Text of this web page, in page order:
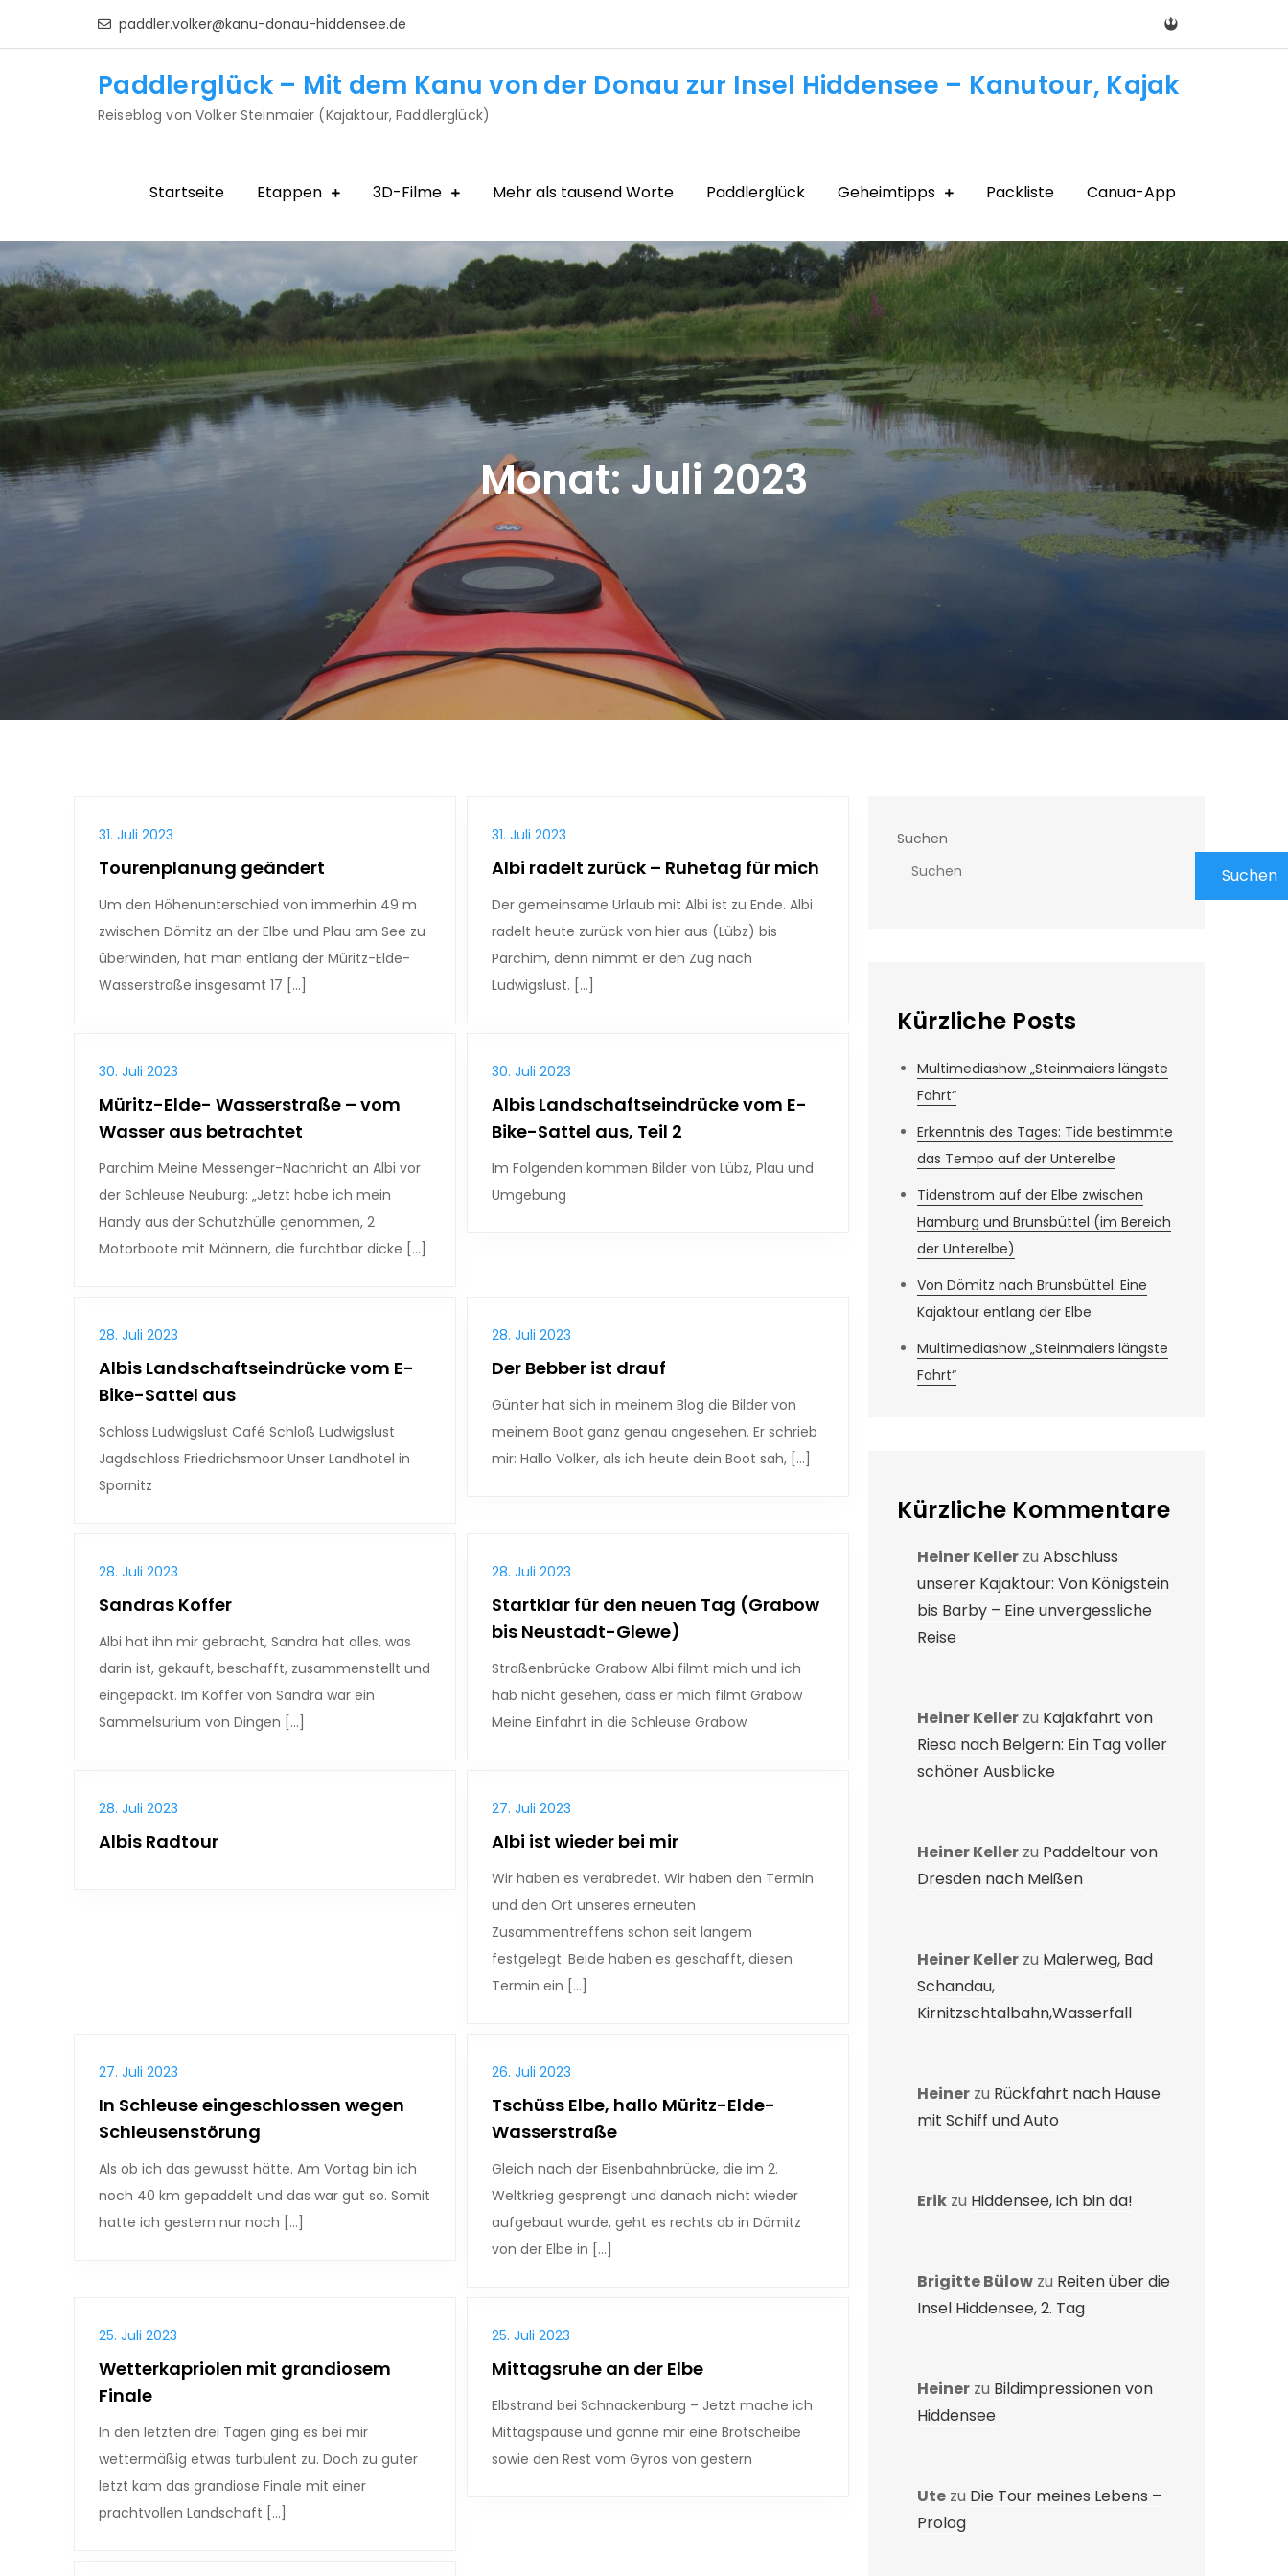
paddler.volker@kanu-donau-hiddensee.de
Paddlerglück – Mit dem Kanu von der Donau zur Insel Hiddensee – Kanutour, Kajak
Reiseblog von Volker Steinmaier (Kajaktour, Paddlerglück)
Startseite Etappen 3D-Filme Mehr als tausend Worte Paddlerglück Geheimtipps Packliste Canua-App
Monat:Juli 2023
31. Juli 2023
Tourenplanung geändert
Um den Höhenunterschied von immerhin 49 m
zwischen Dömitz an der Elbe und Plau am See zu
überwinden, hat man entlang der Müritz-Elde-
Wasserstraße insgesamt 17 […]
31. Juli 2023
Albi radelt zurück – Ruhetag für mich
Der gemeinsame Urlaub mit Albi ist zu Ende. Albi
radelt heute zurück von hier aus (Lübz) bis
Parchim, denn nimmt er den Zug nach
Ludwigslust. […]
30. Juli 2023
Müritz-Elde- Wasserstraße – vom
Wasser aus betrachtet
Parchim Meine Messenger-Nachricht an Albi vor
der Schleuse Neuburg: „Jetzt habe ich mein
Handy aus der Schutzhülle genommen, 2
Motorboote mit Männern, die furchtbar dicke […]
30. Juli 2023
Albis Landschaftseindrücke vom E-
Bike-Sattel aus, Teil 2
Im Folgenden kommen Bilder von Lübz, Plau und
Umgebung
28. Juli 2023
Albis Landschaftseindrücke vom E-
Bike-Sattel aus
Schloss Ludwigslust Café Schloß Ludwigslust
Jagdschloss Friedrichsmoor Unser Landhotel in
Spornitz
28. Juli 2023
Der Bebber ist drauf
Günter hat sich in meinem Blog die Bilder von
meinem Boot ganz genau angesehen. Er schrieb
mir: Hallo Volker, als ich heute dein Boot sah, […]
28. Juli 2023
Sandras Koffer
Albi hat ihn mir gebracht, Sandra hat alles, was
darin ist, gekauft, beschafft, zusammenstellt und
eingepackt. Im Koffer von Sandra war ein
Sammelsurium von Dingen […]
28. Juli 2023
Startklar für den neuen Tag (Grabow
bis Neustadt-Glewe)
Straßenbrücke Grabow Albi filmt mich und ich
hab nicht gesehen, dass er mich filmt Grabow
Meine Einfahrt in die Schleuse Grabow
28. Juli 2023
Albis Radtour
27. Juli 2023
Albi ist wieder bei mir
Wir haben es verabredet. Wir haben den Termin
und den Ort unseres erneuten
Zusammentreffens schon seit langem
festgelegt. Beide haben es geschafft, diesen
Termin ein […]
27. Juli 2023
In Schleuse eingeschlossen wegen
Schleusenstörung
Als ob ich das gewusst hätte. Am Vortag bin ich
noch 40 km gepaddelt und das war gut so. Somit
hatte ich gestern nur noch […]
26. Juli 2023
Tschüss Elbe, hallo Müritz-Elde-
Wasserstraße
Gleich nach der Eisenbahnbrücke, die im 2.
Weltkrieg gesprengt und danach nicht wieder
aufgebaut wurde, geht es rechts ab in Dömitz
von der Elbe in […]
25. Juli 2023
Wetterkapriolen mit grandiosem
Finale
In den letzten drei Tagen ging es bei mir
wettermäßig etwas turbulent zu. Doch zu guter
letzt kam das grandiose Finale mit einer
prachtvollen Landschaft […]
25. Juli 2023
Mittagsruhe an der Elbe
Elbstrand bei Schnackenburg – Jetzt mache ich
Mittagspause und gönne mir eine Brotscheibe
sowie den Rest vom Gyros von gestern
Suchen
Suchen
Kürzliche Posts
Multimediashow „Steinmaiers längste
Fahrt“
Erkenntnis des Tages: Tide bestimmte
das Tempo auf der Unterelbe
Tidenstrom auf der Elbe zwischen
Hamburg und Brunsbüttel (im Bereich
der Unterelbe)
Von Dömitz nach Brunsbüttel: Eine
Kajaktour entlang der Elbe
Multimediashow „Steinmaiers längste
Fahrt“
Kürzliche Kommentare
Heiner Keller zu Abschluss
unserer Kajaktour: Von Königstein
bis Barby – Eine unvergessliche
Reise
Heiner Keller zu Kajakfahrt von
Riesa nach Belgern: Ein Tag voller
schöner Ausblicke
Heiner Keller zu Paddeltour von
Dresden nach Meißen
Heiner Keller zu Malerweg, Bad
Schandau,
Kirnitzschtalbahn,Wasserfall
Heiner zu Rückfahrt nach Hause
mit Schiff und Auto
Erik zu Hiddensee, ich bin da!
Brigitte Bülow zu Reiten über die
Insel Hiddensee, 2. Tag
Heiner zu Bildimpressionen von
Hiddensee
Ute zu Die Tour meines Lebens –
Prolog